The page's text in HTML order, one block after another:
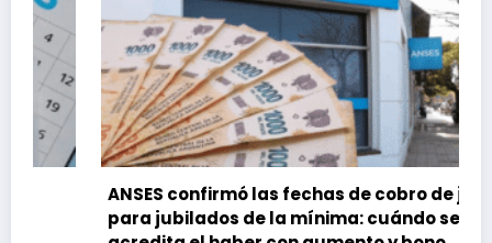
ANSES confirmó las fechas de cobro de julio
para jubilados de la mínima: cuándo se